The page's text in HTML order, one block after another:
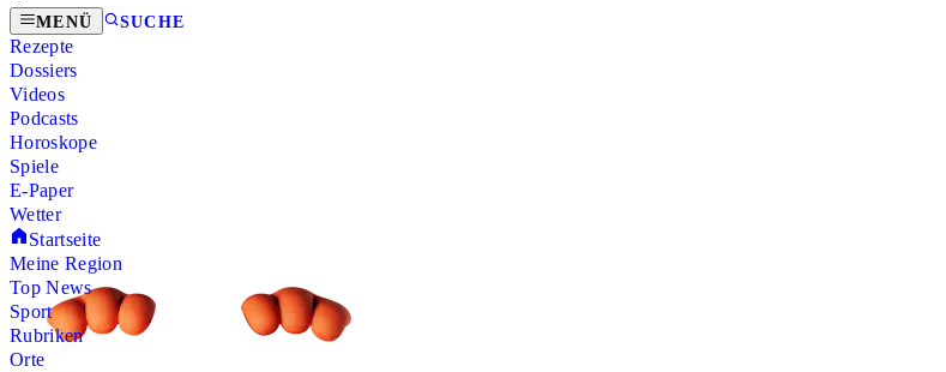
MENÜ SUCHE
Rezepte
Dossiers
Videos
Podcasts
Horoskope
Spiele
E-Paper
Wetter
Startseite
Meine Region
Top News
Sport
Rubriken
Orte